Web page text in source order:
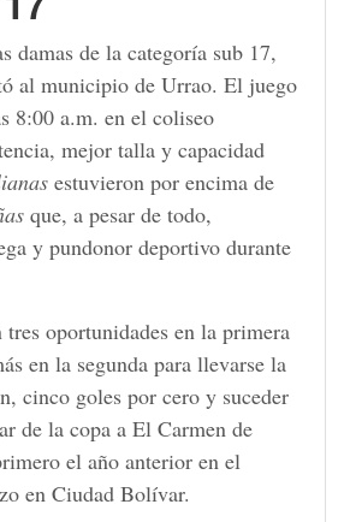
damas de la categoría sub 17,
al municipio de Urrao. El juego
8:00 a.m. en el coliseo
mejor talla y capacidad
estuvieron por encima de
que, a pesar de todo,
y pundonor deportivo durante
oportunidades en la primera
en la segunda para llevarse la
cinco goles por cero y suceder
de la copa a El Carmen de
el año anterior en el
en Ciudad Bolívar.